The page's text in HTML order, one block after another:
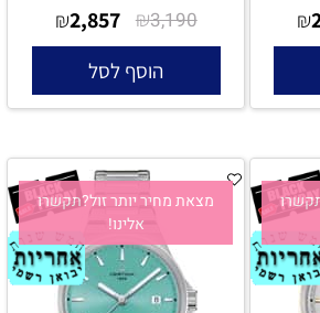
₪
₪3,190
₪2,857
הוסף לסל
מצאת מחיר יותר זול?תקשרו
אלינו!